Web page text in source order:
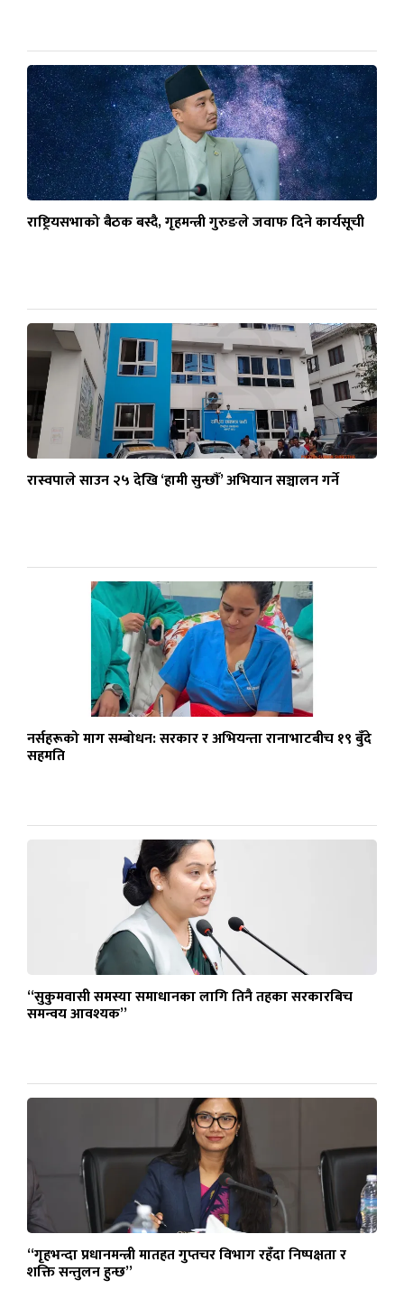
राष्ट्रियसभाको बैठक बस्दै, गृहमन्त्री गुरुङले जवाफ दिने कार्यसूची
रास्वपाले साउन २५ देखि ‘हामी सुन्छौँ’ अभियान सञ्चालन गर्ने
नर्सहरूको माग सम्बोधन: सरकार र अभियन्ता रानाभाटबीच १९ बुँदे
सहमति
“सुकुमवासी समस्या समाधानका लागि तिनै तहका सरकारबिच
समन्वय आवश्यक”
“गृहभन्दा प्रधानमन्त्री मातहत गुप्तचर विभाग रहँदा निष्पक्षता र
शक्ति सन्तुलन हुन्छ”